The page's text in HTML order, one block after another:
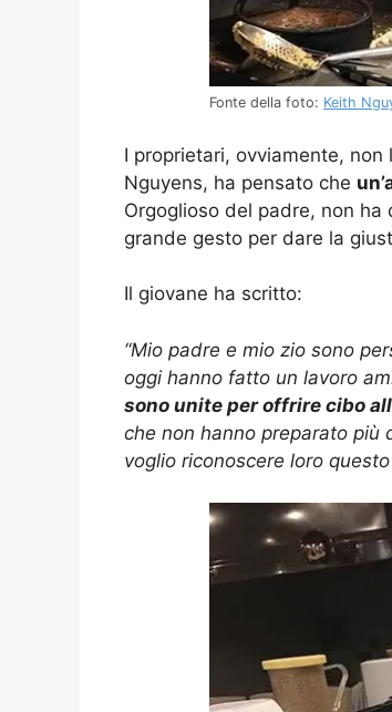
Fonte della foto: Keith
I proprietari, ovviamente,
Nguyens, ha pensato che
Orgoglioso del padre, non
grande gesto per dare la
Il giovane ha scritto:
“Mio padre e mio zio sono
oggi hanno fatto un lavoro
sono unite per offrire cibo
che non hanno preparato più
voglio riconoscere loro